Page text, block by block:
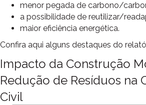
menor pegada de carbono/
a possibilidade de reutilizar/
maior eficiência energética.
Confira aqui alguns destaques do
Impacto da Construção
Redução de Resíduos na
Civil